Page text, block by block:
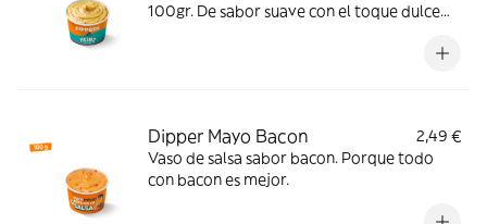
100gr. De sabor suave con el toque dulce
Dipper Mayo Bacon
2,49 €
Vaso de salsa sabor bacon. Porque todo
con bacon es mejor.